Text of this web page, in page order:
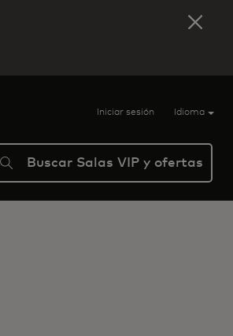
Iniciar sesión Idioma
Buscar Salas VIP y ofertas